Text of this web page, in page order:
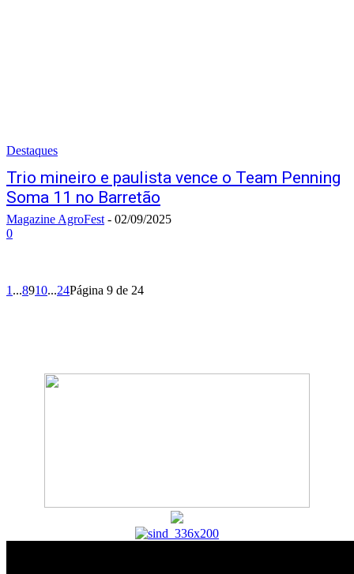
Destaques
Trio mineiro e paulista vence o Team Penning
Soma 11 no Barretão
Magazine AgroFest - 02/09/2025
0
1 ...8910...24Página 9 de 24